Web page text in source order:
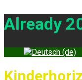
Already